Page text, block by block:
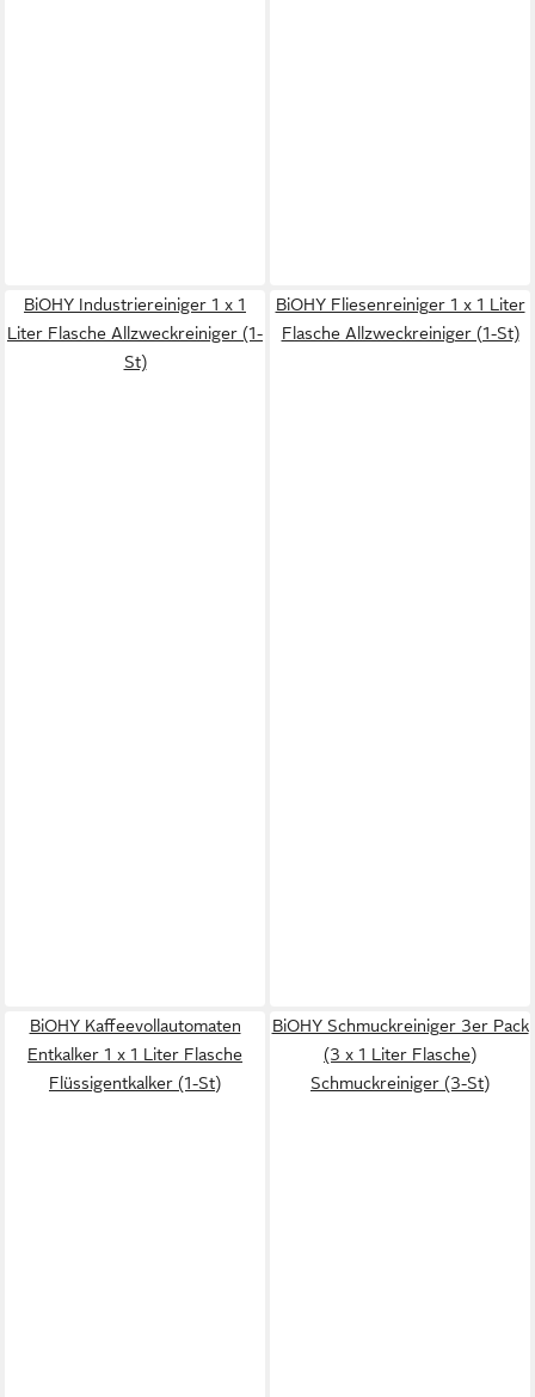
BiOHY Industriereiniger 1 x 1
Liter Flasche Allzweckreiniger (1-
St)
BiOHY Fliesenreiniger 1 x 1 Liter
Flasche Allzweckreiniger (1-St)
BiOHY Kaffeevollautomaten
Entkalker 1 x 1 Liter Flasche
Flüssigentkalker (1-St)
BiOHY Schmuckreiniger 3er Pack
(3 x 1 Liter Flasche)
Schmuckreiniger (3-St)